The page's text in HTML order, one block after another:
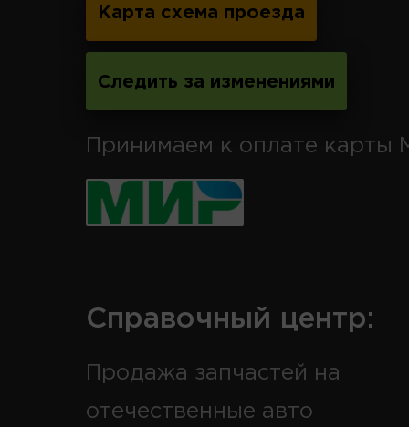
Карта схема проезда
Следить за изменениями
Принимаем к оплате карты
Справочный центр:
Продажа запчастей на
отечественные авто